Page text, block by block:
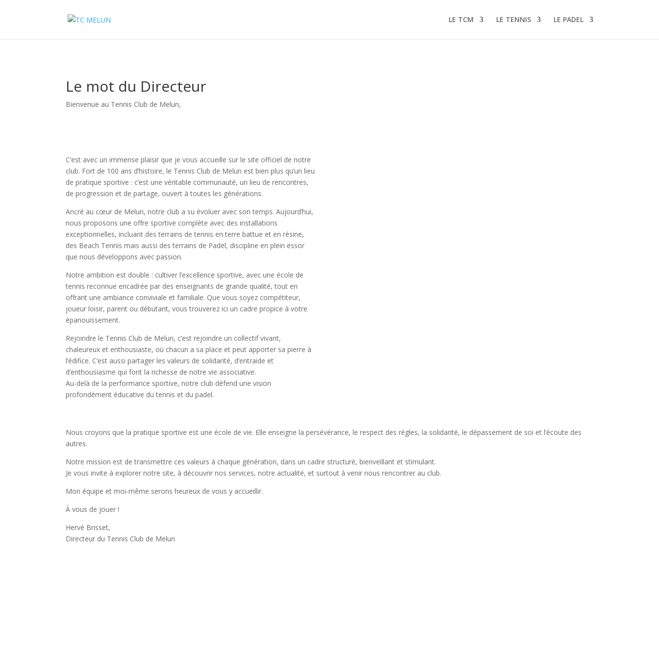
LE TCM LE TENNIS LE PADEL
Le mot du Directeur
Bienvenue au Tennis Club de Melun,
C’est avec un immense plaisir que je vous accueille sur le site officiel de notre
club. Fort de 100 ans d’histoire, le Tennis Club de Melun est bien plus qu’un lieu
de pratique sportive : c’est une véritable communauté, un lieu de rencontres,
de progression et de partage, ouvert à toutes les générations.
Ancré au cœur de Melun, notre club a su évoluer avec son temps. Aujourd’hui,
nous proposons une offre sportive complète avec des installations
exceptionnelles, incluant des terrains de tennis en terre battue et en résine,
des Beach Tennis mais aussi des terrains de Padel, discipline en plein essor
que nous développons avec passion.
Notre ambition est double : cultiver l’excellence sportive, avec une école de
tennis reconnue encadrée par des enseignants de grande qualité, tout en
offrant une ambiance conviviale et familiale. Que vous soyez compétiteur,
joueur loisir, parent ou débutant, vous trouverez ici un cadre propice à votre
épanouissement.
Rejoindre le Tennis Club de Melun, c’est rejoindre un collectif vivant,
chaleureux et enthousiaste, où chacun a sa place et peut apporter sa pierre à
l’édifice. C’est aussi partager les valeurs de solidarité, d’entraide et
d’enthousiasme qui font la richesse de notre vie associative.
Au-delà de la performance sportive, notre club défend une vision
profondément éducative du tennis et du padel.
Nous croyons que la pratique sportive est une école de vie. Elle enseigne la persévérance, le respect des règles, la solidarité, le dépassement de soi et l’écoute des
autres.
Notre mission est de transmettre ces valeurs à chaque génération, dans un cadre structuré, bienveillant et stimulant.
Je vous invite à explorer notre site, à découvrir nos services, notre actualité, et surtout à venir nous rencontrer au club.
Mon équipe et moi-même serons heureux de vous y accueillir.
À vous de jouer !
Hervé Brisset,
Directeur du Tennis Club de Melun